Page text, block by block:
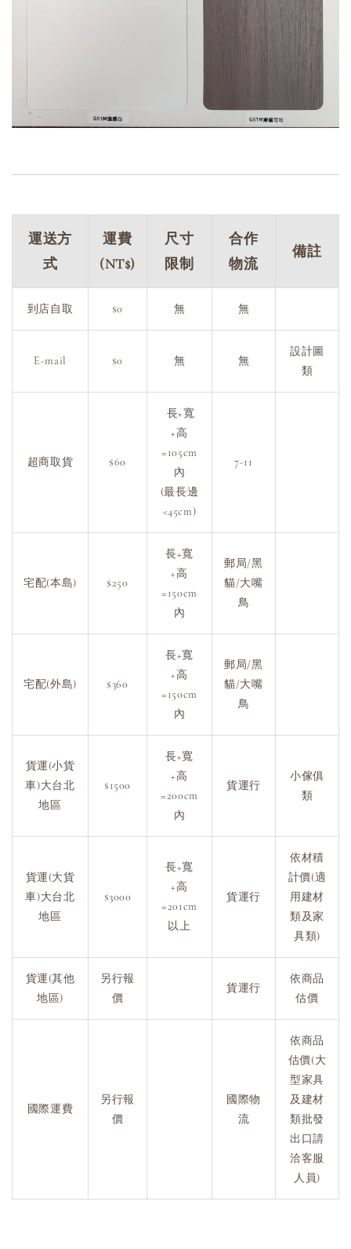
運送方
式
運費
(NT$)
尺寸
限制
合作
物流
備註
到店自取 $0 無 無
E-mail $0 無 無
設計圖
類
超商取貨 $60
長+寬
+高
=105cm
內
(最長邊
<45cm)
7-11
宅配(本島) $250
長+寬
+高
=150cm
內
郵局/黑
貓/大嘴
鳥
宅配(外島) $360
長+寬
+高
=150cm
內
郵局/黑
貓/大嘴
鳥
貨運(小貨
車)大台北
地區
$1500
長+寬
+高
=200cm
內
貨運行
小傢俱
類
貨運(大貨
車)大台北
地區
$3000
長+寬
+高
=201cm
以上
貨運行
依材積
計價(適
用建材
類及家
具類)
貨運(其他
地區)
另行報
價
貨運行
依商品
估價
國際運費
另行報
價
國際物
流
依商品
估價(大
型家具
及建材
類批發
出口請
洽客服
人員)